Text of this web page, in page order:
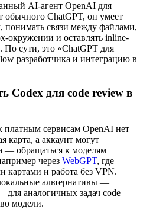
AI-агент OpenAI для
обычного ChatGPT, он умеет
понимать связи между файлами,
окружении и оставлять inline-
По сути, это «ChatGPT для
разработчика и интеграцию в
Codex для code review в
платным сервисам OpenAI нет
а аккаунт могут
— обращаться к моделям
через WebGPT, где
картами и работа без VPN.
альтернативы —
для аналогичных задач code
модели.